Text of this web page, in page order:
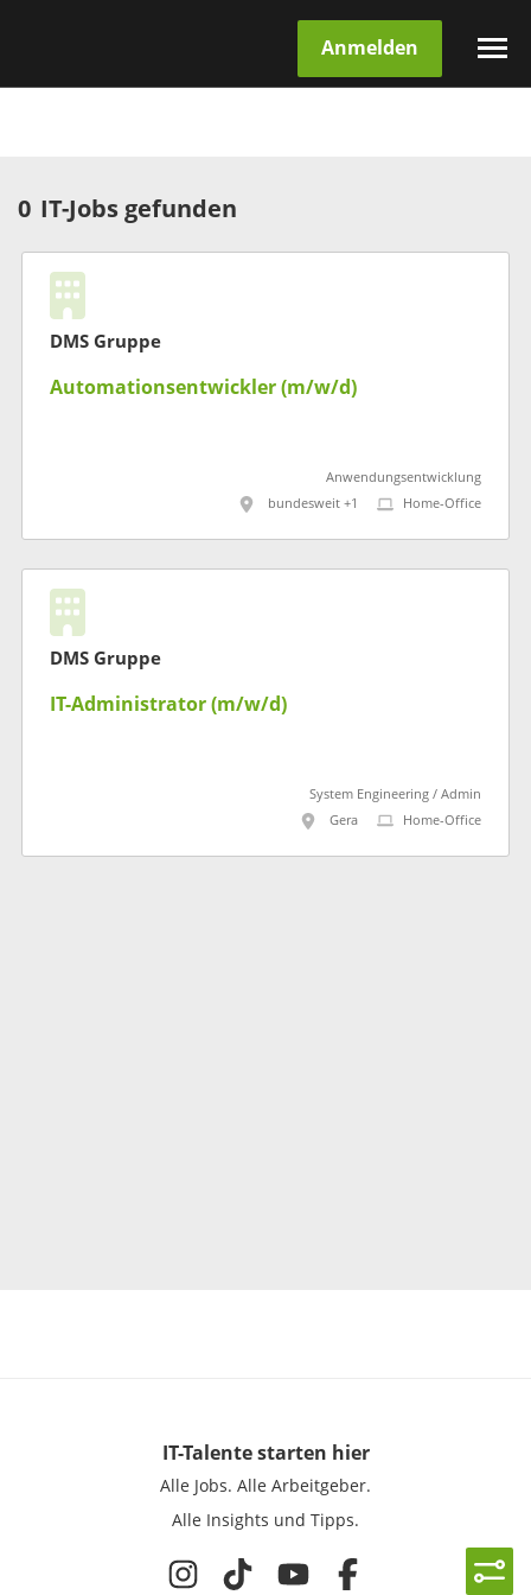
Anmelden
0 IT-Jobs gefunden
DMS Gruppe
Automationsentwickler (m/w/d)
Anwendungsentwicklung
bundesweit +1
Home-Office
DMS Gruppe
IT-Administrator (m/w/d)
System Engineering / Admin
Gera
Home-Office
IT-Talentestarten hier
Alle Jobs. Alle Arbeitgeber.
Alle Insights und Tipps.